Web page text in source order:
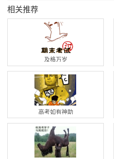
相关推荐
及格万岁
高考如有神助